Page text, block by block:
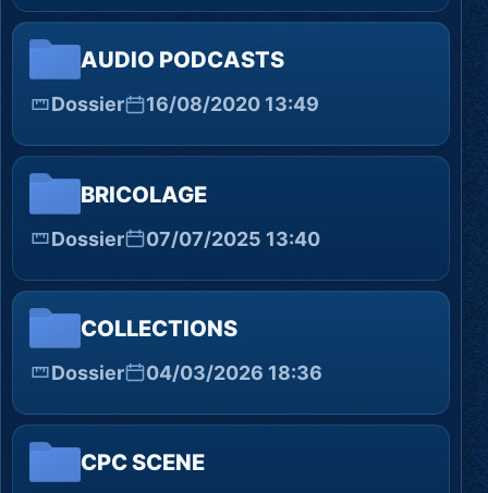
AUDIO PODCASTS
Dossier 16/08/2020 13:49
BRICOLAGE
Dossier 07/07/2025 13:40
COLLECTIONS
Dossier 04/03/2026 18:36
CPC SCENE